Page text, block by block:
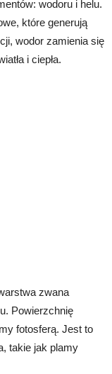
wodoru i helu.
które generują
wodor zamienia się
i ciepła.
zwana
Powierzchnię
fotosferą. Jest to
takie jak plamy